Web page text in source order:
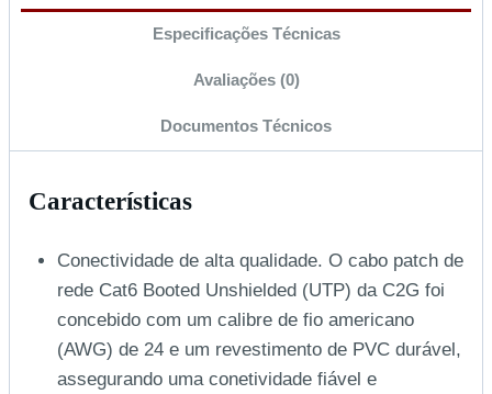
Especificações Técnicas
Avaliações (0)
Documentos Técnicos
Características
Conectividade de alta qualidade. O cabo patch de
rede Cat6 Booted Unshielded (UTP) da C2G foi
concebido com um calibre de fio americano
(AWG) de 24 e um revestimento de PVC durável,
assegurando uma conetividade fiável e